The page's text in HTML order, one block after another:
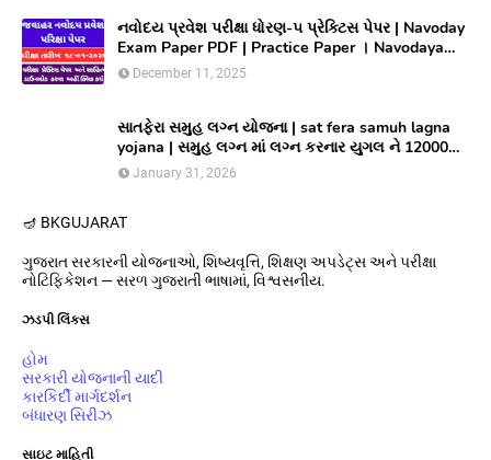
નવોદય પ્રવેશ પરીક્ષા ધોરણ-૫ પ્રેક્ટિસ પેપર | Navoday
Exam Paper PDF | Practice Paper । Navodaya
Old paper NMMS OLD PAPER
December 11, 2025
સાતફેરા સમુહ લગ્ન યોજના | sat fera samuh lagna
yojana | સમુહ લગ્ન માં લગ્ન કરનાર યુગલ ને 12000
અને આયોજક સંસ્થાને યુગલ દિઠ ૩૦૦૦૦/ ની સહાય
આપતી યોજના
January 31, 2026
🪔 BKGUJARAT
ગુજરાત સરકારની યોજનાઓ, શિષ્યવૃત્તિ, શિક્ષણ અપડેટ્સ અને પરીક્ષા
નોટિફિકેશન — સરળ ગુજરાતી ભાષામાં, વિશ્વસનીય.
ઝડપી લિંક્સ
હોમ
સરકારી યોજનાની યાદી
કારકિર્દી માર્ગદર્શન
બંધારણ સિરીઝ
સાઇટ માહિતી